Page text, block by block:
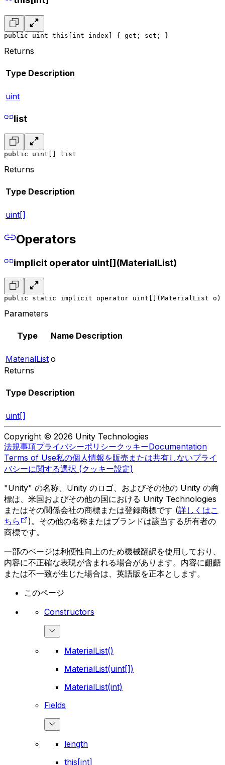
public uint this[int index] { get; set; }
Returns
Type Description
uint
list
public uint[] list
Returns
Type Description
uint[]
Operators
implicit operator uint[](MaterialList)
public static implicit operator uint[](MaterialList o)
Parameters
Type Name Description
MaterialList o
Returns
Type Description
uint[]
Copyright © 2026 Unity Technologies
法規事項プライバシーポリシークッキーDocumentation
Terms of Use私の個人情報を販売または共有しないプライ
バシーに関する選択 (クッキー設定)
"Unity" の名称、Unity のロゴ、およびその他の Unity の商
標は、米国およびその他の国における Unity Technologies
またはその関係会社の商標または登録商標です (詳しくはこ
ちら
)。その他の名称またはブランドは該当する所有者の
商標です。
一部のページは利便性向上のため機械翻訳を使用しており、
内容に不正確な表現が含まれる場合があります。内容に齟齬
または不一致が生じた場合は、英語版を正本とします。
このページ
Constructors
MaterialList()
MaterialList(uint[])
MaterialList(int)
Fields
length
this[int]